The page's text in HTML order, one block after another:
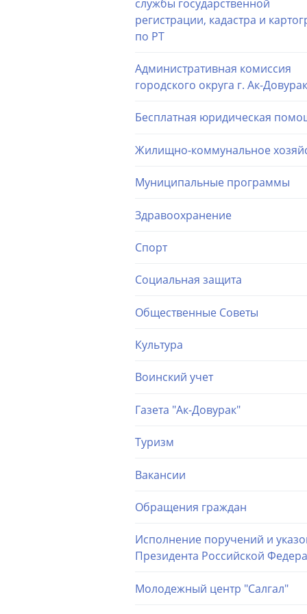
службы государственной
регистрации, кадастра и
по РТ
Административная комиссия
городского округа г. Ак-Довурак
Бесплатная юридическая
Жилищно-коммунальное
Муниципальные программы
Здравоохранение
Спорт
Социальная защита
Общественные Советы
Культура
Воинский учет
Газета "Ак-Довурак"
Туризм
Вакансии
Обращения граждан
Исполнение поручений и
Президента Российской
Молодежный центр "Салгал"